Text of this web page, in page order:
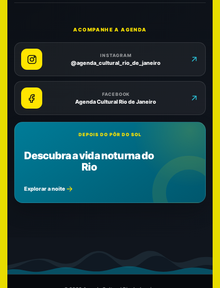
ACOMPANHE A AGENDA
INSTAGRAM
@agenda_cultural_rio_de_janeiro
FACEBOOK
Agenda Cultural Rio de Janeiro
DEPOIS DO PÔR DO SOL
Descubra a vida noturna do
Rio
Explorar a noite